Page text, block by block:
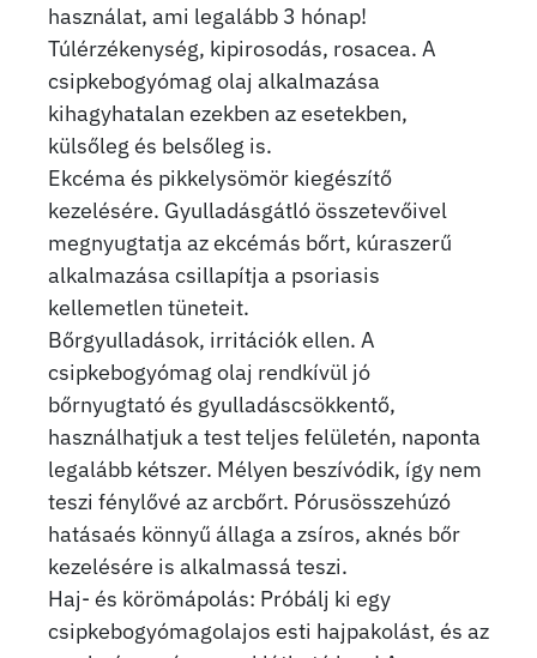
használat, ami legalább 3 hónap!
Túlérzékenység, kipirosodás, rosacea. A
csipkebogyómag olaj alkalmazása
kihagyhatalan ezekben az esetekben,
külsőleg és belsőleg is.
Ekcéma és pikkelysömör kiegészítő
kezelésére. Gyulladásgátló összetevőivel
megnyugtatja az ekcémás bőrt, kúraszerű
alkalmazása csillapítja a psoriasis
kellemetlen tüneteit.
Bőrgyulladások, irritációk ellen. A
csipkebogyómag olaj rendkívül jó
bőrnyugtató és gyulladáscsökkentő,
használhatjuk a test teljes felületén, naponta
legalább kétszer. Mélyen beszívódik, így nem
teszi fénylővé az arcbőrt. Pórusösszehúzó
hatásaés könnyű állaga a zsíros, aknés bőr
kezelésére is alkalmassá teszi.
Haj- és körömápolás: Próbálj ki egy
csipkebogyómagolajos esti hajpakolást, és az